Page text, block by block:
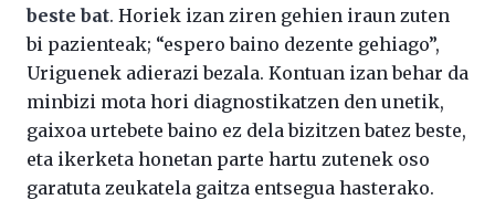
beste bat. Horiek izan ziren gehien iraun zuten
bi pazienteak; “espero baino dezente gehiago”,
Uriguenek adierazi bezala. Kontuan izan behar da
minbizi mota hori diagnostikatzen den unetik,
gaixoa urtebete baino ez dela bizitzen batez beste,
eta ikerketa honetan parte hartu zutenek oso
garatuta zeukatela gaitza entsegua hasterako.